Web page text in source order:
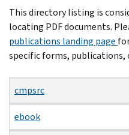
Beginning
of
main
content
This directory listing is
locating PDF documents.
publications landing page
specific forms, publications,
cmpsrc
ebook